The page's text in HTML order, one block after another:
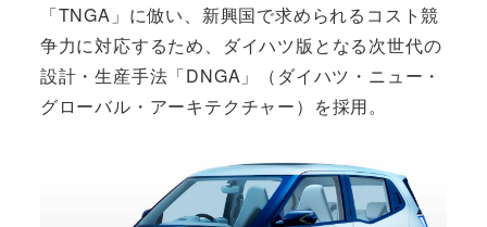
「TNGA」に倣い、新興国で求められるコスト競
争力に対応するため、ダイハツ版となる次世代の
設計・生産手法「DNGA」（ダイハツ・ニュー・
グローバル・アーキテクチャー）を採用。